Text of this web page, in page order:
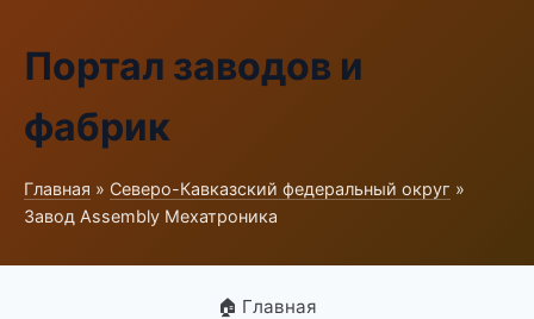
Портал заводов и
фабрик
Главная » Северо-Кавказский федеральный округ »
Завод Assembly Мехатроника
🏠 Главная